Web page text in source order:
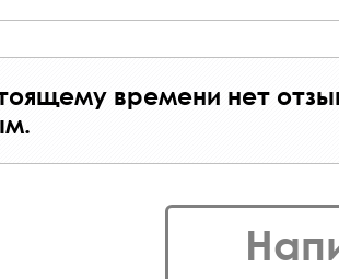
времени нет